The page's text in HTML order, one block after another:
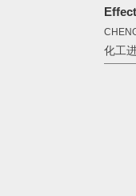
化工